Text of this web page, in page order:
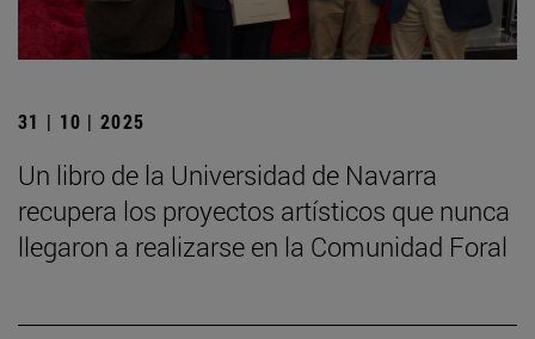
31 | 10 | 2025
Un libro de la Universidad de Navarra
recupera los proyectos artísticos que nunca
llegaron a realizarse en la Comunidad Foral